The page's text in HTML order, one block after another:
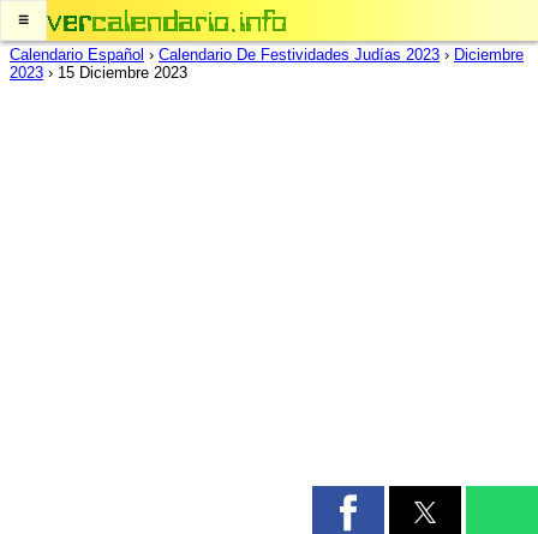
≡
Calendario Español › Calendario De Festividades Judías 2023 › Diciembre
2023 › 15 Diciembre 2023